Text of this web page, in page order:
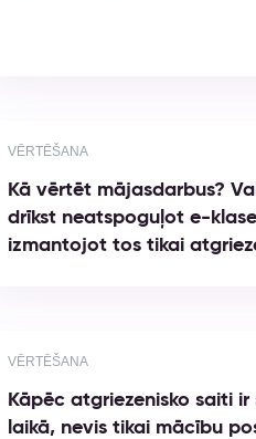
VĒRTĒŠANA
Kā vērtēt mājasdarbus?
drīkst neatspoguļot e-
izmantojot tos tikai
VĒRTĒŠANA
Kāpēc atgriezenisko saiti
laikā, nevis tikai mācību